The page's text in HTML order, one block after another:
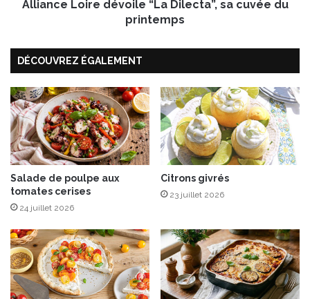
e
é
v
o
i
l
e
“
L
a
D
l
e
c
t
a
Alliance Loire dévoile “La Dilecta”, sa cuvée du
printemps
DÉCOUVREZ ÉGALEMENT
Salade de poulpe aux
tomates cerises
24 juillet 2026
Citrons givrés
23 juillet 2026